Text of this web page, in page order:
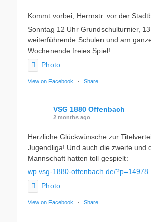
Kommt vorbei, Herrnstr. vor der
Sonntag 12 Uhr Grundschulturnier,
weiterführende Schulen und am
Wochenende freies Spiel!
Photo
View on Facebook · Share
VSG 1880 Offenbach
2 months ago
Herzliche Glückwünsche zur
Jugendliga! Und auch die zweite und
Mannschaft hatten toll gespielt:
wp.vsg-1880-offenbach.de/?p=14978
Photo
View on Facebook · Share